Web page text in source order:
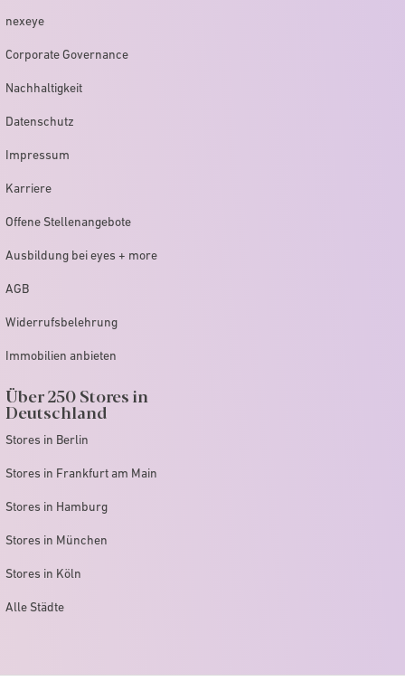
nexeye
Corporate Governance
Nachhaltigkeit
Datenschutz
Impressum
Karriere
Offene Stellenangebote
Ausbildung bei eyes + more
AGB
Widerrufsbelehrung
Immobilien anbieten
Über 250 Stores in
Deutschland
Stores in Berlin
Stores in Frankfurt am Main
Stores in Hamburg
Stores in München
Stores in Köln
Alle Städte